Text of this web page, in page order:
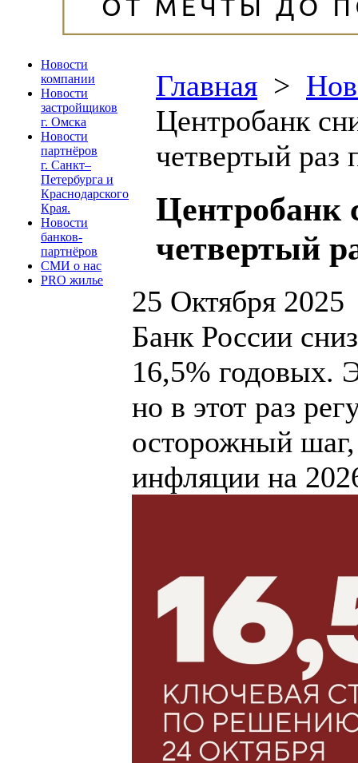
Новости
компании
Новости
застройщиков
г. Омска
Новости
партнёров
г. Санкт–
Петербурга и
Краснодарского
Края.
Новости
банков-
партнёров
СМИ о нас
PRO жилье
Главная >
Центробанк
четвертый
Центробанк
четвертый
25 Октября 2025
Банк России
16,5% годовых.
но в этот раз
осторожный
инфляции на